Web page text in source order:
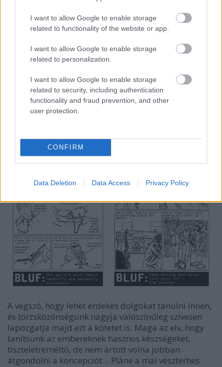
I want to allow Google to enable storage
related to functionality of the website or app.
I want to allow Google to enable storage
related to personalization.
I want to allow Google to enable storage
related to security, including authentication
functionality and fraud prevention, and other
user protection.
CONFIRM
Data Deletion Data Access Privacy Policy
hátunknak irányzott félautomata pisztoly
működését ugyanis a szöveg szerint blokkolhatjuk,
nem tudja, hogy a félautomata pisztoly szánja
elsütés után hátrafele és nem előrefelé mozog, ergo
a hátunkat nekivetni nem sokat ér, de elárulhatom,
még ha sikerül is a szán mozgását megakadályozni
(például ráfogással), a fegyver akkor is elsüthető,
mindössze a hüvelykivetés és a következő lőszer
csőre töltése marad el.
A végszó, hogy lehet érdekes dolgokat tanulni innen,
és törzsközönségünk nagyja valószínűleg szívesen
lapozgatja majd ezt a kötetet is. Maga az elv, hogy
tanítsunk az embereknek hasznos készségeket,
tiszteletreméltó, de nem ártott volna jobban
átgondolni a koncepciót… Pláne a mai vészterhes